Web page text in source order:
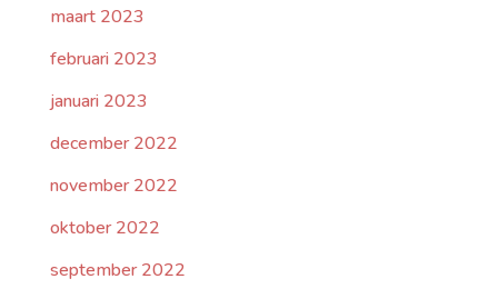
maart 2023
februari 2023
januari 2023
december 2022
november 2022
oktober 2022
september 2022